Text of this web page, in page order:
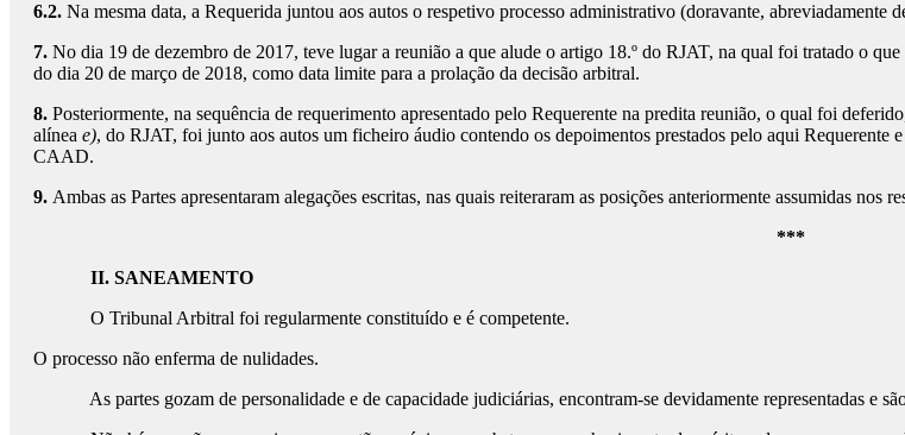
6.2. Na mesma data, a Requerida juntou aos autos o respetivo processo administrativo (doravante, abreviadamente
7. No dia 19 de dezembro de 2017, teve lugar a reunião a que alude o artigo 18.º do RJAT, na qual foi tratado o
do dia 20 de março de 2018, como data limite para a prolação da decisão arbitral.
8. Posteriormente, na sequência de requerimento apresentado pelo Requerente na predita reunião, o qual foi
alínea e), do RJAT, foi junto aos autos um ficheiro áudio contendo os depoimentos prestados pelo aqui
CAAD.
9. Ambas as Partes apresentaram alegações escritas, nas quais reiteraram as posições anteriormente assumidas
***
II. SANEAMENTO
O Tribunal Arbitral foi regularmente constituído e é competente.
O processo não enferma de nulidades.
As partes gozam de personalidade e de capacidade judiciárias, encontram-se devidamente representadas e